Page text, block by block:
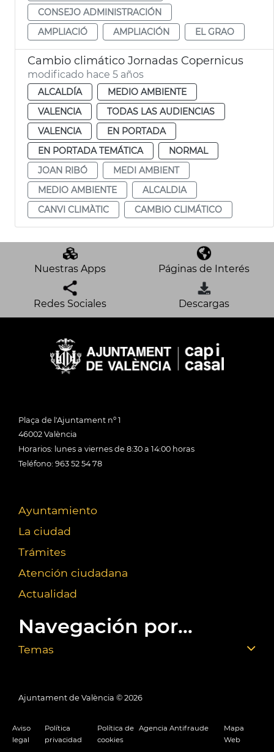
CONSEJO ADMINISTRACIÓN
AMPLIACIÓ
AMPLIACIÓN EL GRAO
Cambio climático Jornadas Copernicus
modificado hace 5 años
ALCALDÍA
MEDIO AMBIENTE
VALENCIA
TODAS LAS AUDIENCIAS
VALENCIA
EN PORTADA
EN PORTADA TEMÁTICA
NORMAL
JOAN RIBÓ
MEDI AMBIENT
MEDIO AMBIENTE
ALCALDIA
CANVI CLIMÀTIC
CAMBIO CLIMÁTICO
Nuestras Apps Páginas de Interés
Redes Sociales Descargas
Plaça de l'Ajuntament nº 1
46002 València
Horarios: lunes a viernes de 8:30 a 14:00 horas
Teléfono: 963 52 54 78
Ayuntamiento
La ciudad
Trámites
Atención ciudadana
Actualidad
Navegación por...
Temas
Ajuntament de València © 2026
Aviso
legal
Política
privacidad
Política de
cookies
Agencia Antifraude
Mapa
Web